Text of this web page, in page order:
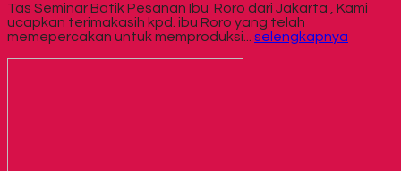
Tas Seminar Batik Pesanan Ibu Roro dari Jakarta , Kami
ucapkan terimakasih kpd. ibu Roro yang telah
memepercakan untuk memproduksi... selengkapnya